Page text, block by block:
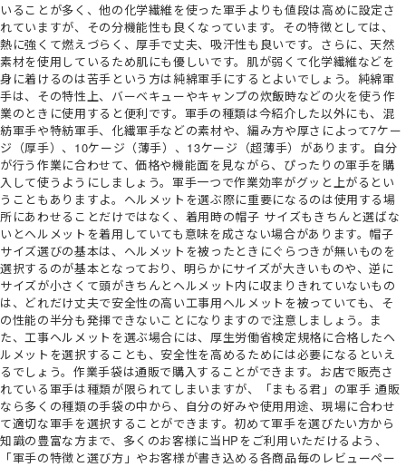
いることが多く、他の化学繊維を使った軍手よりも値段は高めに設定さ
れていますが、その分機能性も良くなっています。その特徴としては、
熱に強くて燃えづらく、厚手で丈夫、吸汗性も良いです。さらに、天然
素材を使用しているため肌にも優しいです。肌が弱くて化学繊維などを
身に着けるのは苦手という方は純綿軍手にするとよいでしょう。純綿軍
手は、その特性上、バーベキューやキャンプの炊飯時などの火を使う作
業のときに使用すると便利です。軍手の種類は今紹介した以外にも、混
紡軍手や特紡軍手、化繊軍手などの素材や、編み方や厚さによって7ケー
ジ（厚手）、10ケージ（薄手）、13ケージ（超薄手）があります。自分
が行う作業に合わせて、価格や機能面を見ながら、ぴったりの軍手を購
入して使うようにしましょう。軍手一つで作業効率がグッと上がるとい
うこともありますよ。ヘルメットを選ぶ際に重要になるのは使用する場
所にあわせることだけではなく、着用時の帽子 サイズもきちんと選ばな
いとヘルメットを着用していても意味を成さない場合があります。帽子
サイズ選びの基本は、ヘルメットを被ったときにぐらつきが無いものを
選択するのが基本となっており、明らかにサイズが大きいものや、逆に
サイズが小さくて頭がきちんとヘルメット内に収まりきれていないもの
は、どれだけ丈夫で安全性の高い工事用ヘルメットを被っていても、そ
の性能の半分も発揮できないことになりますので注意しましょう。ま
た、工事ヘルメットを選ぶ場合には、厚生労働省検定規格に合格したヘ
ルメットを選択することも、安全性を高めるためには必要になるといえ
るでしょう。作業手袋は通販で購入することができます。お店で販売さ
れている軍手は種類が限られてしまいますが、「まもる君」の軍手 通販
なら多くの種類の手袋の中から、自分の好みや使用用途、現場に合わせ
て適切な軍手を選択することができます。初めて軍手を選びたい方から
知識の豊富な方まで、多くのお客様に当HPをご利用いただけるよう、
「軍手の特徴と選び方」やお客様が書き込める各商品毎のレビューペー